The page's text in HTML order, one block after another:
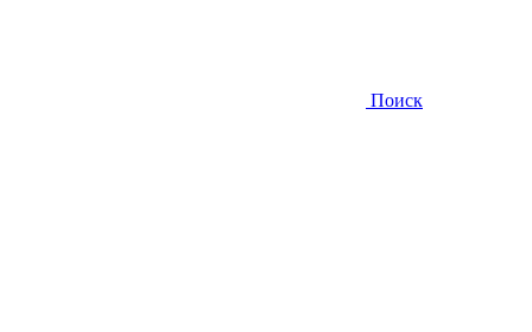
Поиск